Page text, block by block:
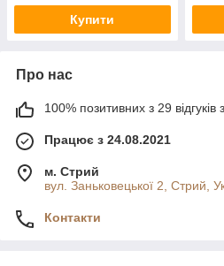
Купити
Про нас
100% позитивних з 29 відгуків
Працює з 24.08.2021
м. Стрий
вул. Заньковецької 2, Стрий,
Контакти